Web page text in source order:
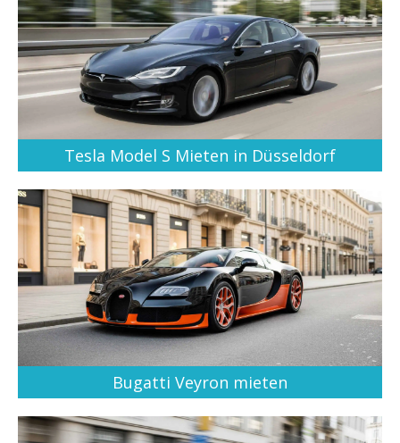
Tesla Model S Mieten in Düsseldorf
Bugatti Veyron mieten